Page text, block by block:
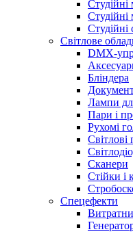
Студійні
Студійні
Світлове
DMX-
Бліндера
Лампи
Пари і
Рухомі
Світлові
Сканери
Стійки і
Спецефекти